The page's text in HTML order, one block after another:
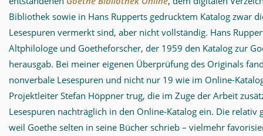
Bibliothek sowie in Hans Rupperts gedrucktem Katalog zwar
Lesespuren vermerkt sind, aber nicht vollständig. Hans
Altphilologe und Goetheforscher, der 1959 den Katalog zur
herausgab. Bei meiner eigenen Überprüfung des Originals
nonverbale Lesespuren und nicht nur 19 wie im Online-
Projektleiter Stefan Höppner trug, die im Zuge der Arbeit
Lesespuren nachträglich in den Online-Katalog ein. Die relativ
weil Goethe selten in seine Bücher schrieb – vielmehr